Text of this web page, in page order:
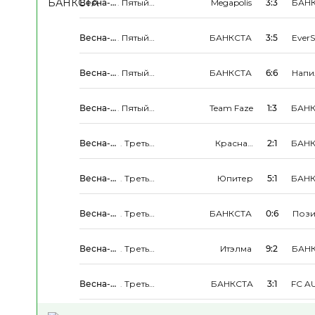
Весна-
. Пятый
Megapolis 3:3
Весна-
. Пятый
БАНКСТА 3:5
Весна-
. Пятый
БАНКСТА 6:6
Весна-
. Пятый
Team Faze 1:3
Весна-
.Третья
Красная
2:1
Весна-
.Третья
Юпитер 5:1
Весна-
.Третья
БАНКСТА 0:6
Весна-
.Третья
Итэлма 9:2
Весна-
.Третья
БАНКСТА 3:1 FC